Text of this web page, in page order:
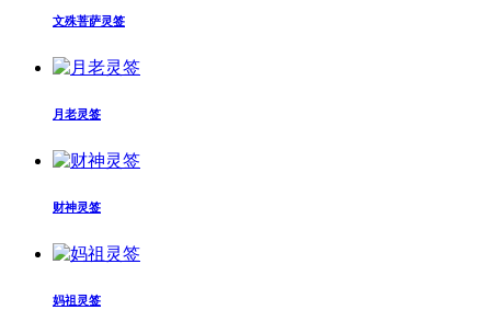
文殊菩萨灵签
月老灵签
财神灵签
妈祖灵签